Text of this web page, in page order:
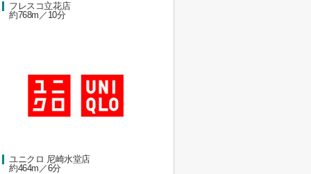
フレスコ立花店
約768m／10分
ユニクロ 尼崎水堂店
約464m／6分